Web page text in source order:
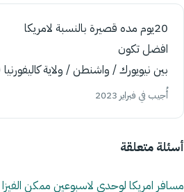
20يوم مده قصيرة بالنسبة لامريكا
افضل تكون
بين نيويورك / واشنطن / ولاية
أُجيب في فبراير 2023
أسئلة متعلقة
مسافر امريكا لوحدي لاسبوعين ممكن